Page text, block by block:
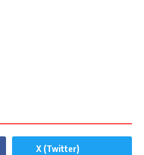
X (Twitter)